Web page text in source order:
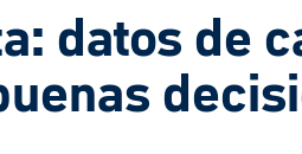
datos de